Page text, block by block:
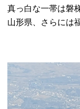
真っ白な一帯は磐
山形県、さらには